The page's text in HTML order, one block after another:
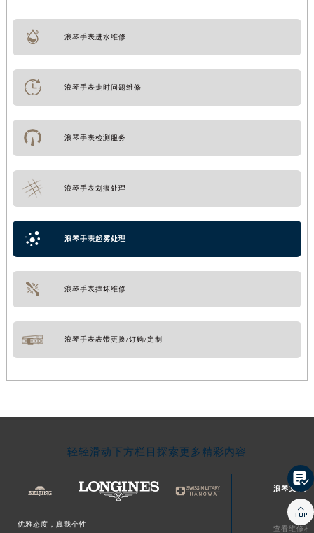
浪琴手表进水维修
浪琴手表走时问题维修
浪琴手表检测服务
浪琴手表划痕处理
浪琴手表起雾处理
浪琴手表摔坏维修
浪琴手表表带更换/订购/定制
轻轻滑动下方栏目探索更多精彩内容
优雅态度，真我个性
浪琴文章库
查看维修相

